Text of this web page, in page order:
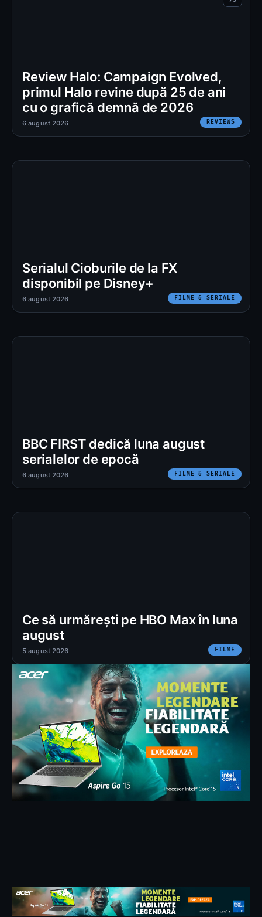
Review Halo: Campaign Evolved,
primul Halo revine după 25 de ani
cu o grafică demnă de 2026
REVIEWS
6 august 2026
Serialul Cioburile de la FX
disponibil pe Disney+
FILME & SERIALE
6 august 2026
BBC FIRST dedică luna august
serialelor de epocă
FILME & SERIALE
6 august 2026
Ce să urmărești pe HBO Max în luna
august
FILME
5 august 2026